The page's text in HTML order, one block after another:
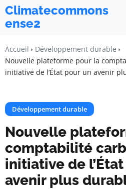
Climatecommons
ense2
Accueil
Développement durable
Nouvelle plateforme pour la
initiative de l’État pour un avenir
Développement durable
Nouvelle
comptabilité
initiative de
avenir plus